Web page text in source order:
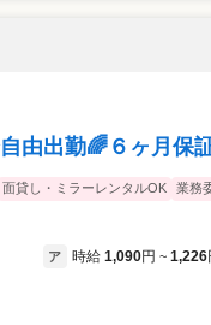
由出勤🌈６ヶ月保
面貸し・ミラーレンタルOK 業務
ア 時給 1,090円 ~ 1,226